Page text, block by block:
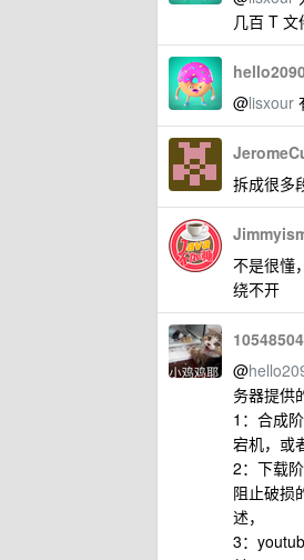
几百 T 文
@lisxour
拆成很多
不是很懂
绕不开
@
务器提供
1：合成
宕机，或
2：下载
阻止破损
述，
3：